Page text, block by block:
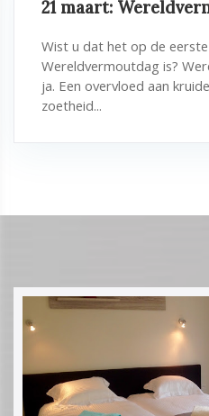
21 maart:
Wist u dat het op de
Wereldvermoutdag is?
ja. Een overvloed aan
zoetheid...